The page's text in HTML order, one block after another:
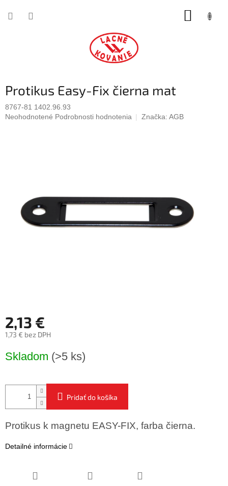
Protikus Easy-Fix čierna mat
8767-81 1402.96.93
Priemerné
Neohodnotené Podrobnosti hodnotenia Značka: AGB
2,13 €
1,73 € bez DPH
cena:
Skladom (>5 ks)
Pridať do košíka
Protikus k magnetu EASY-FIX, farba čierna.
Detailné informácie